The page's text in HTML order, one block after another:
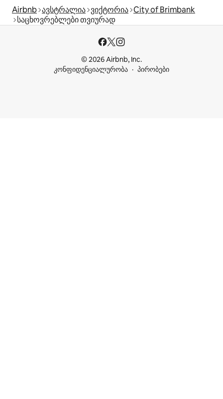
Airbnb ავსტრალია ვიქტორია City of Brimbank
საცხოვრებლები თვიურად
© 2026 Airbnb, Inc.
კონფიდენციალურობა
პირობები